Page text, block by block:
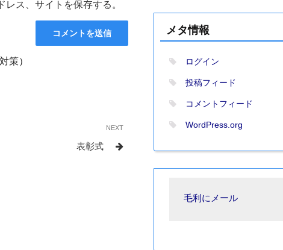
ス、サイトを保存する。
策）
Next
NEXT
表彰式
メタ情報
ログイン
投稿フィード
コメントフィード
WordPress.org
毛利にメール